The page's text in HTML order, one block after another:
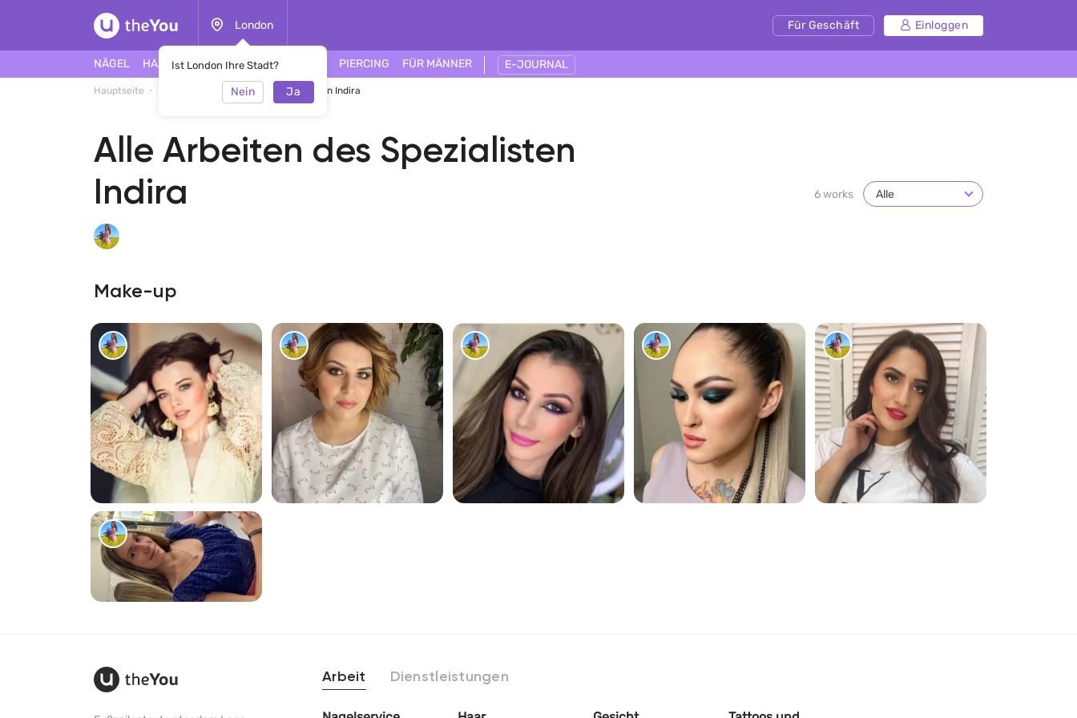
London
Ist London Ihre Stadt?
Nein Ja
Für Geschäft Einloggen
NÄGEL HAARE GESICHT TÄTOWIERUNG PIERCING FÜR MÄNNER E-JOURNAL
Hauptseite Alle Arbeiten des Spezialisten Indira
Alle Arbeiten des Spezialisten
Indira
6 works Alle
Make-up
777 1254 1233 663
748
Arbeit Dienstleistungen